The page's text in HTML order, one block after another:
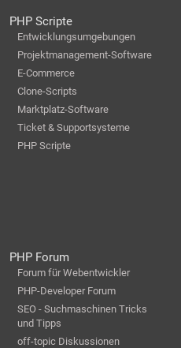
PHP Scripte
Entwicklungsumgebungen
Projektmanagement-Software
E-Commerce
Clone-Scripts
Marktplatz-Software
Ticket & Supportsysteme
PHP Scripte
PHP Forum
Forum für Webentwickler
PHP-Developer Forum
SEO - Suchmaschinen Tricks
und Tipps
off-topic Diskussionen